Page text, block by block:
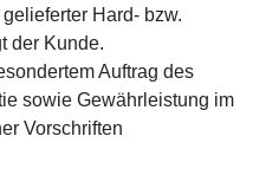
Hard- bzw.
der Kunde.
Auftrag des
sowie Gewährleistung im
Vorschriften